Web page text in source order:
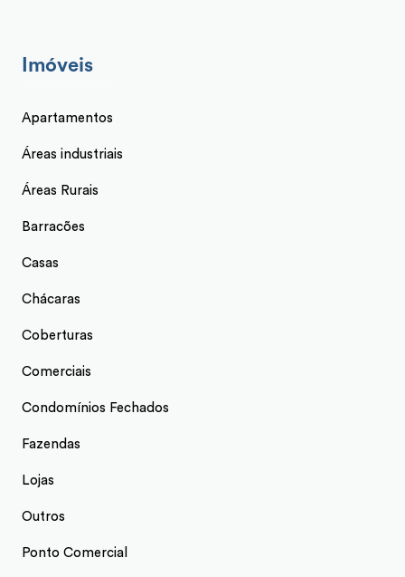
Imóveis
Apartamentos
Áreas industriais
Áreas Rurais
Barracões
Casas
Chácaras
Coberturas
Comerciais
Condomínios Fechados
Fazendas
Lojas
Outros
Ponto Comercial